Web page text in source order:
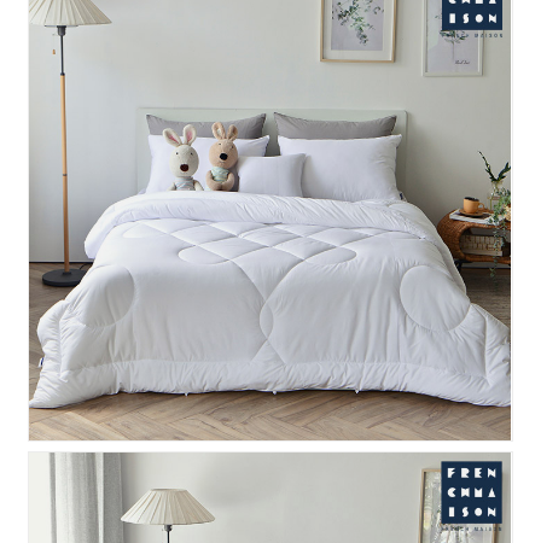
울트라 마이크로 향균 이불..